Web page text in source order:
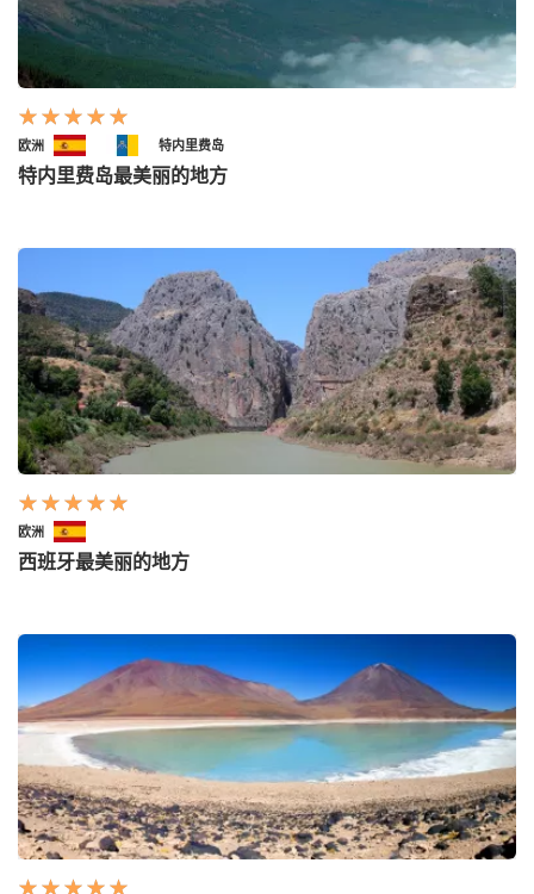
欧洲 特内里费岛
特内里费岛最美丽的地方
欧洲
西班牙最美丽的地方